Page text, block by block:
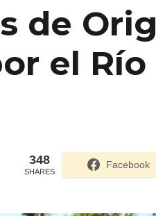
de
el
348
SHARES
Facebook
Formulario de acceso